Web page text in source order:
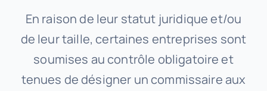
En raison de leur statut juridique et/ou
de leur taille, certaines entreprises sont
soumises au contrôle obligatoire et
tenues de désigner un commissaire aux